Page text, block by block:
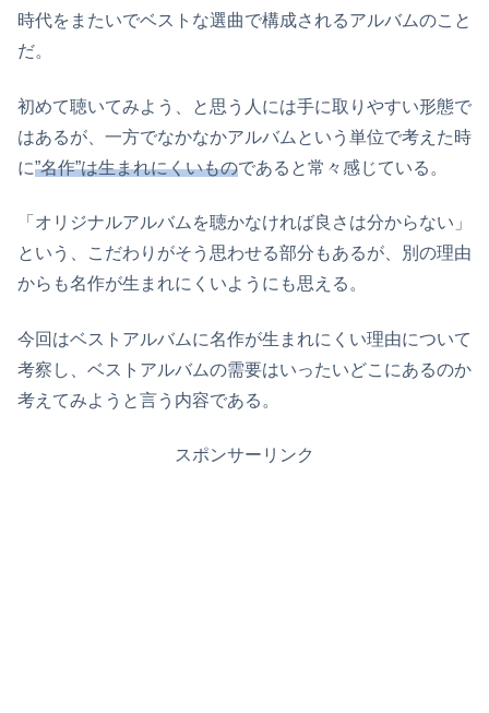
時代をまたいでベストな選曲で構成されるアルバムのこと
だ。
初めて聴いてみよう、と思う人には手に取りやすい形態で
はあるが、一方でなかなかアルバムという単位で考えた時
に”名作”は生まれにくいものであると常々感じている。
「オリジナルアルバムを聴かなければ良さは分からない」
という、こだわりがそう思わせる部分もあるが、別の理由
からも名作が生まれにくいようにも思える。
今回はベストアルバムに名作が生まれにくい理由について
考察し、ベストアルバムの需要はいったいどこにあるのか
考えてみようと言う内容である。
スポンサーリンク